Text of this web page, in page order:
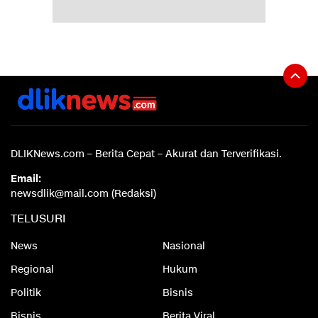
DLIKNews.com – Berita Cepat – Akurat dan Terverifikasi.
Email:
newsdlik@mail.com (Redaksi)
TELUSURI
News
Nasional
Regional
Hukum
Politik
Bisnis